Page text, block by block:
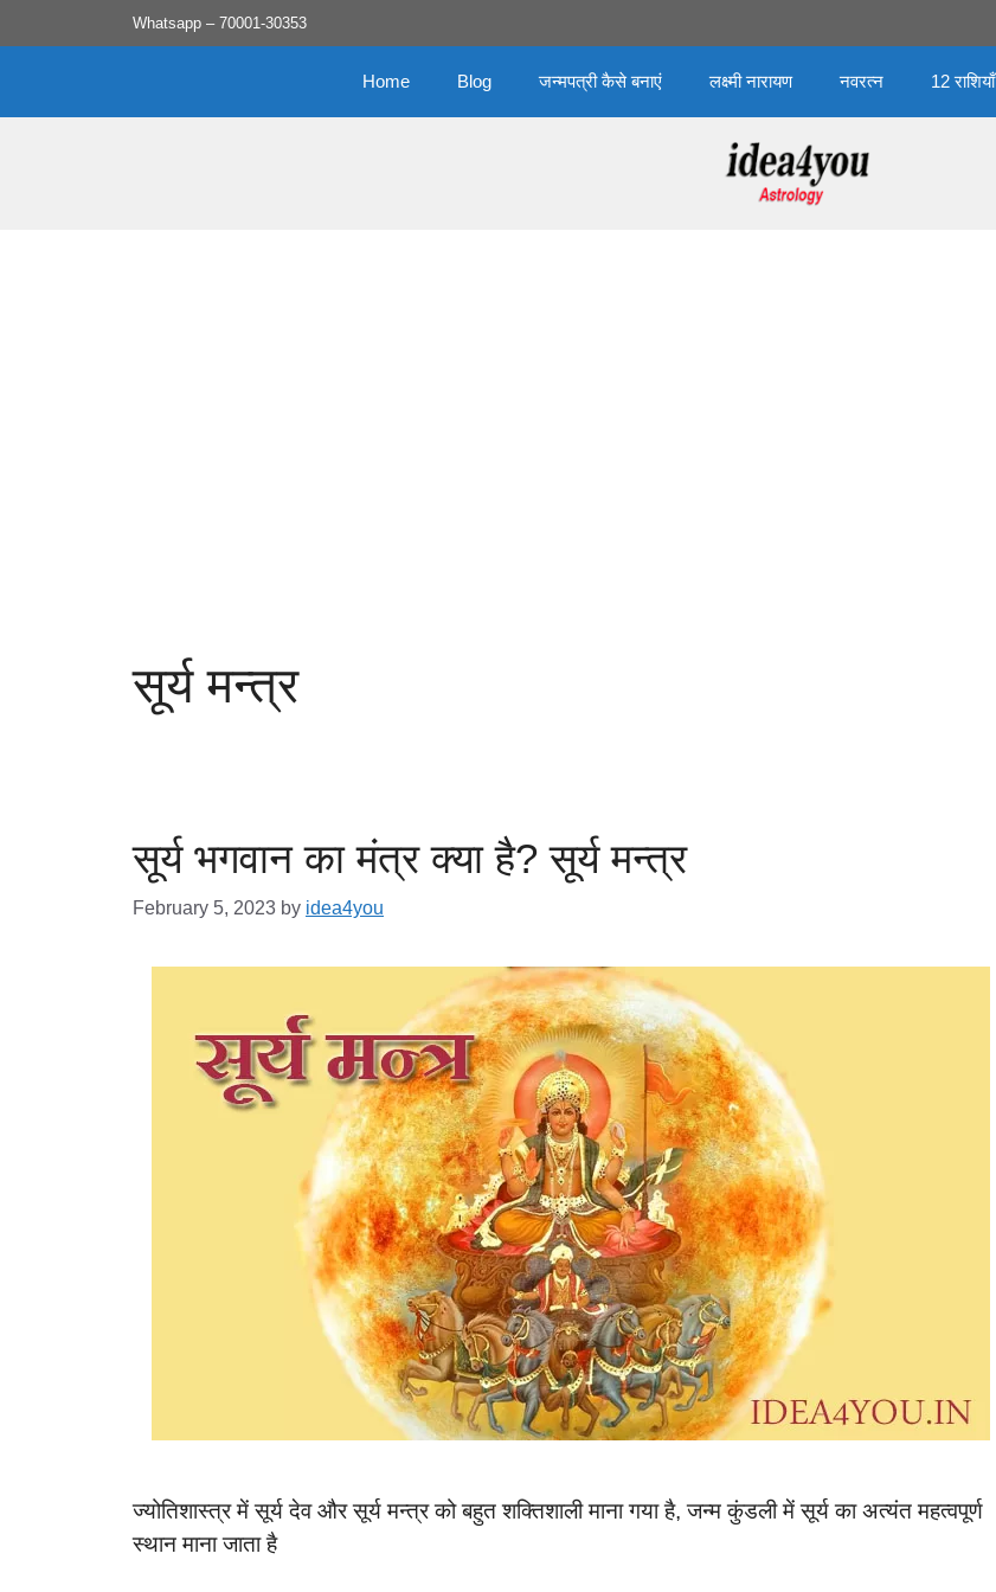
to
Whatsapp – 70001-30353
Home Blog जन्मपत्री कैसे बनाएं लक्ष्मी नारायण नवरत्न 12 राशियाँ
सूर्य मन्त्र
सूर्य भगवान का मंत्र क्या है? सूर्य मन्त्र
February 5, 2023 by idea4you
ज्योतिशास्त्र में सूर्य देव और सूर्य मन्त्र को बहुत शक्तिशाली माना गया है, जन्म कुंडली में सूर्य का अत्यंत महत्वपूर्ण
स्थान माना जाता है